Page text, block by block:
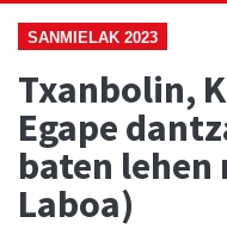
SANMIELAK 2023
Txanbolin,
Egape
baten
Laboa)